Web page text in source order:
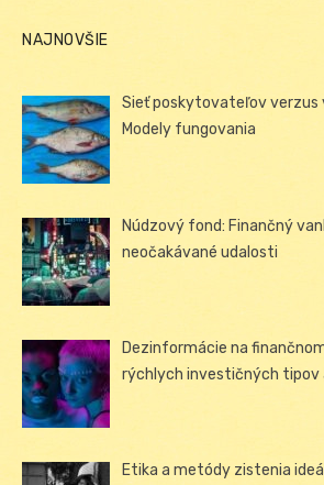
NAJNOVŠIE
Sieť poskytovateľov verzus
Modely fungovania
Núdzový fond: Finančný
neočakávané udalosti
Dezinformácie na
rýchlych investičných tipov
Etika a metódy zistenia